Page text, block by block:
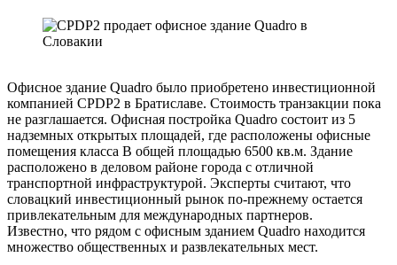
Офисное здание Quadro было приобретено инвестиционной
компанией CPDP2 в Братиславе. Стоимость транзакции пока
не разглашается. Офисная постройка Quadro состоит из 5
надземных открытых площадей, где расположены офисные
помещения класса В общей площадью 6500 кв.м. Здание
расположено в деловом районе города с отличной
транспортной инфраструктурой. Эксперты считают, что
словацкий инвестиционный рынок по-прежнему остается
привлекательным для международных партнеров.
Известно, что рядом с офисным зданием Quadro находится
множество общественных и развлекательных мест.